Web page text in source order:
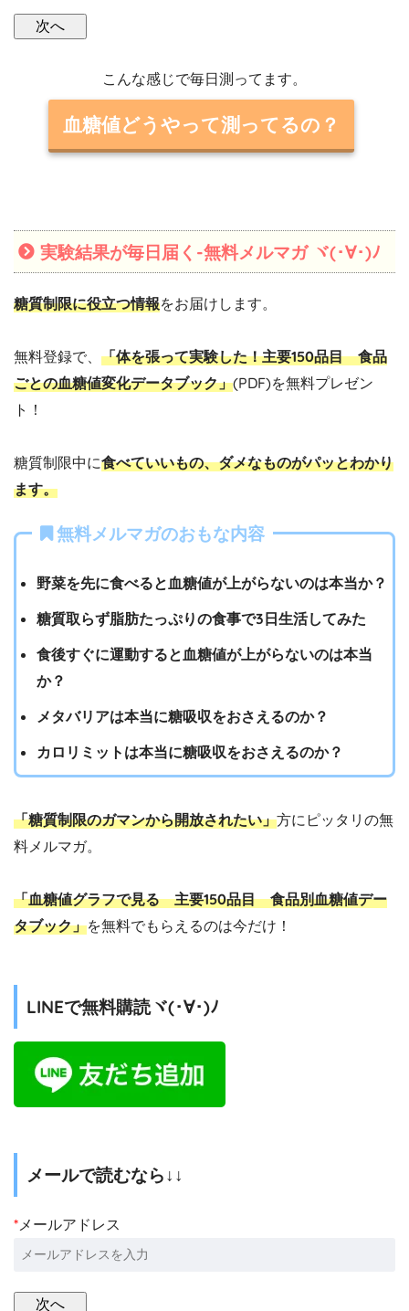
こんな感じで毎日測ってます。
血糖値どうやって測ってるの？
実験結果が毎日届く-無料メルマガ ヾ(･∀･)ﾉ
糖質制限に役立つ情報をお届けします。
無料登録で、 「体を張って実験した！主要150品目 食品
ごとの血糖値変化データブック」(PDF)を無料プレゼン
ト！
糖質制限中に食べていいもの、ダメなものがパッとわかり
ます。
無料メルマガのおもな内容
野菜を先に食べると血糖値が上がらないのは本当か？
糖質取らず脂肪たっぷりの食事で3日生活してみた
食後すぐに運動すると血糖値が上がらないのは本当
か？
メタバリアは本当に糖吸収をおさえるのか？
カロリミットは本当に糖吸収をおさえるのか？
「糖質制限のガマンから開放されたい」方にピッタリの無
料メルマガ。
「血糖値グラフで見る 主要150品目 食品別血糖値デー
タブック」を無料でもらえるのは今だけ！
LINEで無料購読ヾ(･∀･)ﾉ
メールで読むなら↓↓
* メールアドレス